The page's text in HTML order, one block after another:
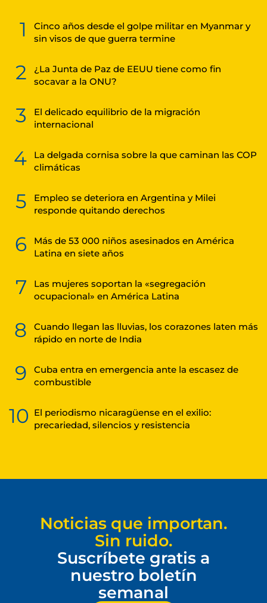
1
Cinco años desde el golpe militar en Myanmar y
sin visos de que guerra termine
2
¿La Junta de Paz de EEUU tiene como fin
socavar a la ONU?
3
El delicado equilibrio de la migración
internacional
4
La delgada cornisa sobre la que caminan las COP
climáticas
5
Empleo se deteriora en Argentina y Milei
responde quitando derechos
6
Más de 53 000 niños asesinados en América
Latina en siete años
7
Las mujeres soportan la «segregación
ocupacional» en América Latina
8
Cuando llegan las lluvias, los corazones laten más
rápido en norte de India
9
Cuba entra en emergencia ante la escasez de
combustible
10 El periodismo nicaragüense en el exilio:
precariedad, silencios y resistencia
Noticias que importan.
Sin ruido.
Suscríbete gratis a
nuestro boletín
semanal